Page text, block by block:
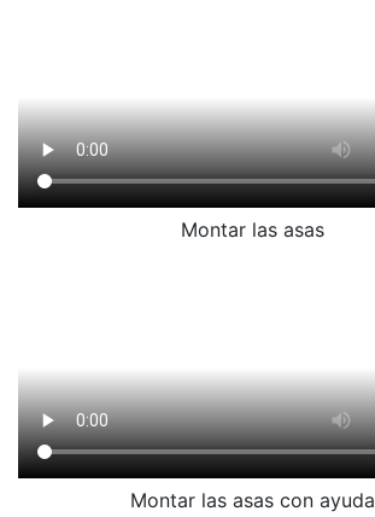
Montar las asas
Montar las asas con ayuda